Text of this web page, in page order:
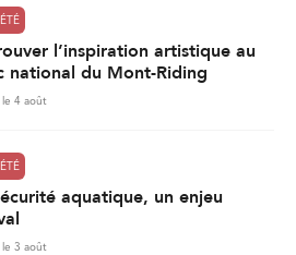
aquatique, un enjeu
le 3 août
plus de nouvelles